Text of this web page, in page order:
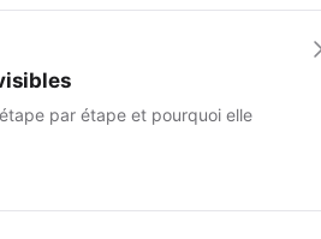
par étape et pourquoi elle